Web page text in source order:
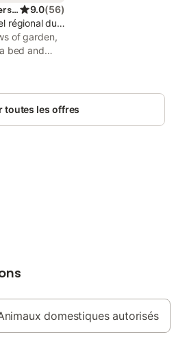
Chambre d’hôte pour 4 personnes 9.0(56)
régional du Haut-Languedoc
of garden,
bed and
in Les
toutes les offres
domestiques autorisés